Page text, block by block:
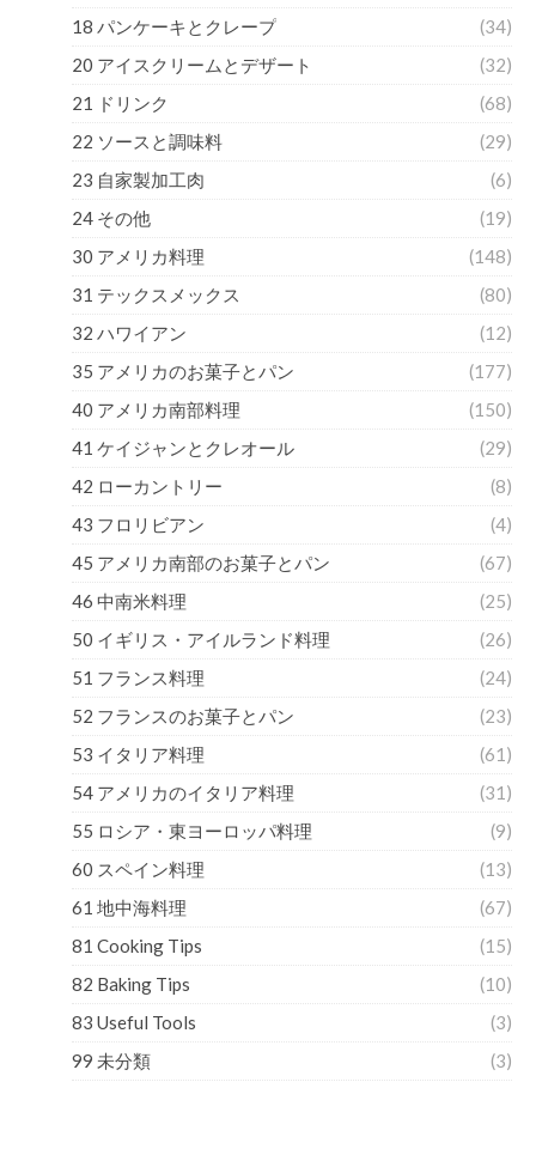
18 パンケーキとクレープ
(34)
20 アイスクリームとデザート
(32)
21 ドリンク
(68)
22 ソースと調味料
(29)
23 自家製加工肉
(6)
24 その他
(19)
30 アメリカ料理
(148)
31 テックスメックス
(80)
32 ハワイアン
(12)
35 アメリカのお菓子とパン
(177)
40 アメリカ南部料理
(150)
41 ケイジャンとクレオール
(29)
42 ローカントリー
(8)
43 フロリビアン
(4)
45 アメリカ南部のお菓子とパン
(67)
46 中南米料理
(25)
50 イギリス・アイルランド料理
(26)
51 フランス料理
(24)
52 フランスのお菓子とパン
(23)
53 イタリア料理
(61)
54 アメリカのイタリア料理
(31)
55 ロシア・東ヨーロッパ料理
(9)
60 スペイン料理
(13)
61 地中海料理
(67)
81 Cooking Tips
(15)
82 Baking Tips
(10)
83 Useful Tools
(3)
99 未分類
(3)